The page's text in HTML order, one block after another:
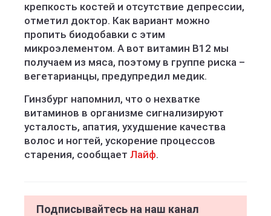
крепкость костей и отсутствие депрессии,
отметил доктор. Как вариант можно
пропить биодобавки с этим
микроэлементом. А вот витамин B12 мы
получаем из мяса, поэтому в группе риска –
вегетарианцы, предупредил медик.
Гинзбург напомнил, что о нехватке
витаминов в организме сигнализируют
усталость, апатия, ухудшение качества
волос и ногтей, ускорение процессов
старения, сообщает Лайф.
Подписывайтесь на наш канал